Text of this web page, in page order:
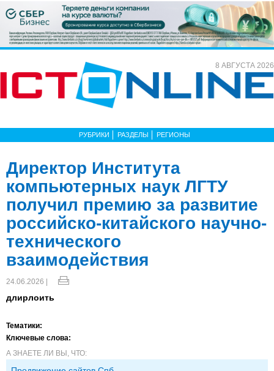
8 АВГУСТА 2026
РУБРИКИ РАЗДЕЛЫ РЕГИОНЫ
Директор Института
компьютерных наук ЛГТУ
получил премию за развитие
российско-китайского научно-
технического
взаимодействия
24.06.2026 |
длирлоить
Тематики:
Ключевые слова:
А ЗНАЕТЕ ЛИ ВЫ, ЧТО: